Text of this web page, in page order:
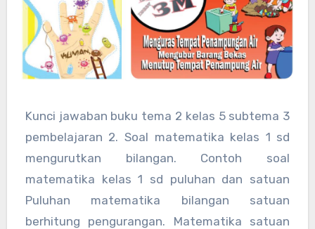
Kunci jawaban buku tema 2 kelas 5 subtema 3
pembelajaran 2. Soal matematika kelas 1 sd
mengurutkan bilangan. Contoh soal
matematika kelas 1 sd puluhan dan satuan
Puluhan matematika bilangan satuan
berhitung pengurangan. Matematika satuan